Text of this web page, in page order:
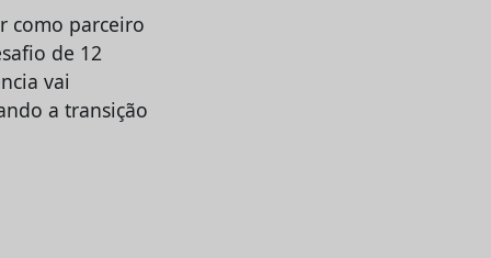
como parceiro
de 12
vai
a transição